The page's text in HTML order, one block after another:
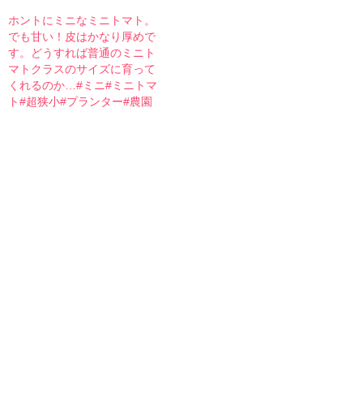
ホントにミニなミニトマト。
でも甘い！皮はかなり厚めで
す。どうすれば普通のミニト
マトクラスのサイズに育って
くれるのか…#ミニ#ミニトマ
ト#超狭小#プランター#農園